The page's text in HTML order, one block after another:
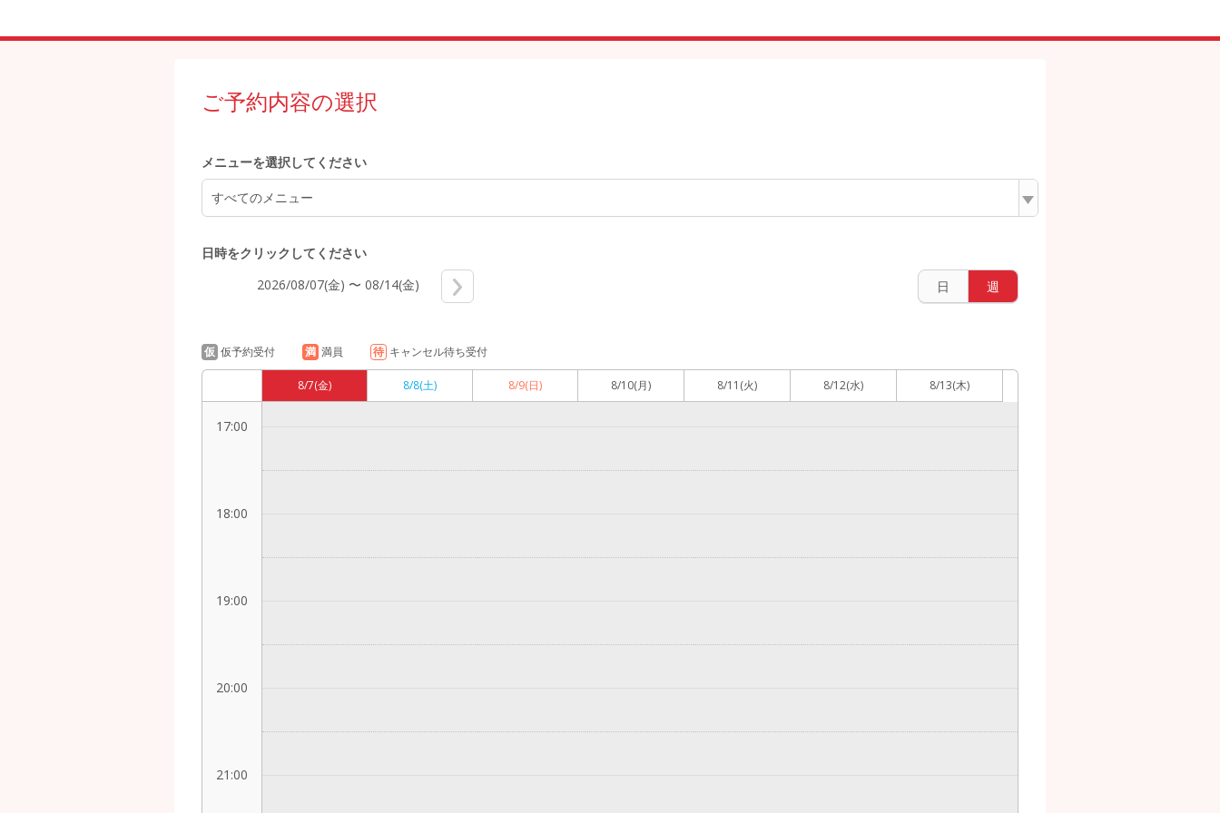
ご予約内容の選択
メニューを選択してください
すべてのメニュー
日時をクリックしてください
日
週
2026/08/07(金) 〜 08/14(金)
仮 仮予約受付 満 満員 待 キャンセル待ち受付
8/7(金) 8/8(土) 8/9(日) 8/10(月) 8/11 (火) 8/12(水) 8/13(木)
14:00
15:00
17:00
18:00
19:00
20:00
21:00